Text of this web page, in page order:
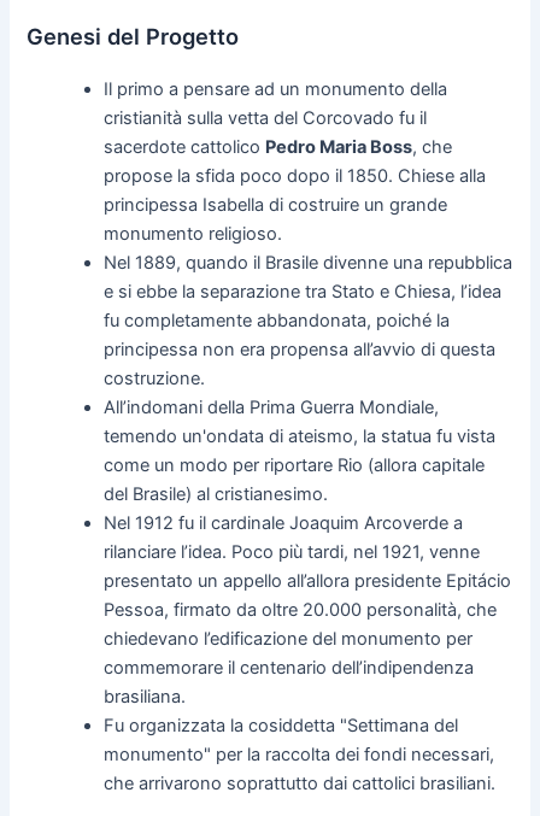
Genesi del Progetto
Il primo a pensare ad un monumento della
cristianità sulla vetta del Corcovado fu il
sacerdote cattolico Pedro Maria Boss, che
propose la sfida poco dopo il 1850. Chiese alla
principessa Isabella di costruire un grande
monumento religioso.
Nel 1889, quando il Brasile divenne una repubblica
e si ebbe la separazione tra Stato e Chiesa, l’idea
fu completamente abbandonata, poiché la
principessa non era propensa all’avvio di questa
costruzione.
All’indomani della Prima Guerra Mondiale,
temendo un'ondata di ateismo, la statua fu vista
come un modo per riportare Rio (allora capitale
del Brasile) al cristianesimo.
Nel 1912 fu il cardinale Joaquim Arcoverde a
rilanciare l’idea. Poco più tardi, nel 1921, venne
presentato un appello all’allora presidente Epitácio
Pessoa, firmato da oltre 20.000 personalità, che
chiedevano l’edificazione del monumento per
commemorare il centenario dell’indipendenza
brasiliana.
Fu organizzata la cosiddetta "Settimana del
monumento" per la raccolta dei fondi necessari,
che arrivarono soprattutto dai cattolici brasiliani.